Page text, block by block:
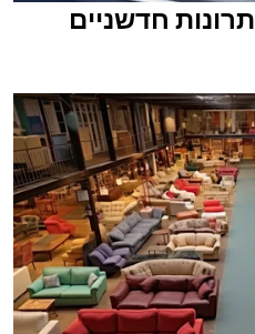
חדשניים